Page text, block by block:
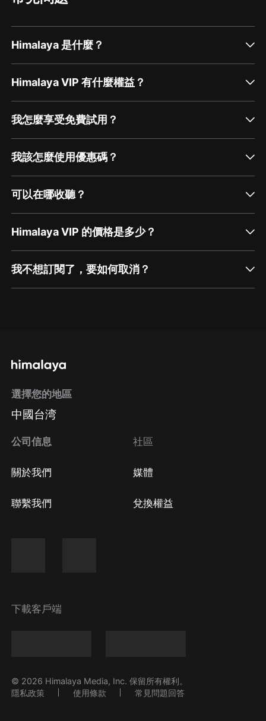
Himalaya 是什麼？
Himalaya VIP 有什麼權益？
我怎麼享受免費試用？
我該怎麼使用優惠碼？
可以在哪收聽？
Himalaya VIP 的價格是多少？
我不想訂閱了，要如何取消？
方法 Google Play取消訂閱方法
選擇您的地區
中國台湾
公司信息
關於我們
聯繫我們
社區
媒體
兌換權益
下載客戶端
© 2026 Himalaya Media, Inc. 保留所有權利。
隱私政策
使用條款 常見問題回答